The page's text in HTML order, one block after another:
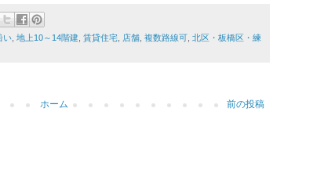
い 地上10～14階建 賃貸住宅 店舗 複数路線可 北区・板橋区・練
前の投稿
ホーム